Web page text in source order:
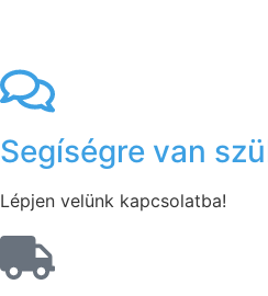
Segíségre van
Lépjen velünk kapcsolatba!